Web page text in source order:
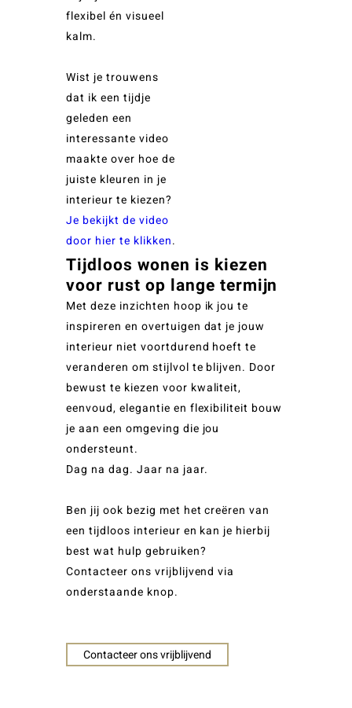
flexibel én visueel
kalm.
Wist je trouwens
dat ik een tijdje
geleden een
interessante video
maakte over hoe de
juiste kleuren in je
interieur te kiezen?
Je bekijkt de video
door hier te klikken.
Tijdloos wonen is kiezen
voor rust op lange termijn
Met deze inzichten hoop ik jou te
inspireren en overtuigen dat je jouw
interieur niet voortdurend hoeft te
veranderen om stijlvol te blijven. Door
bewust te kiezen voor kwaliteit,
eenvoud, elegantie en flexibiliteit bouw
je aan een omgeving die jou
ondersteunt.
Dag na dag. Jaar na jaar.
Ben jij ook bezig met het creëren van
een tijdloos interieur en kan je hierbij
best wat hulp gebruiken?
Contacteer ons vrijblijvend via
onderstaande knop.
Contacteer ons vrijblijvend